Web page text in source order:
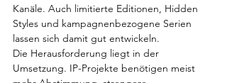
Kanäle. Auch limitierte Editionen, Hidden
Styles und kampagnenbezogene Serien
lassen sich damit gut entwickeln.
Die Herausforderung liegt in der
Umsetzung. IP-Projekte benötigen meist